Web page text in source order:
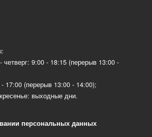
четверг: 9:00 - 18:15 (перерыв 13:00 -
17:00 (перерыв 13:00 - 14:00);
выходные дни.
персональных данных